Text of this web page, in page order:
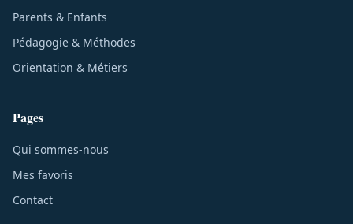
Parents & Enfants
Pédagogie & Méthodes
Orientation & Métiers
Pages
Qui sommes-nous
Mes favoris
Contact